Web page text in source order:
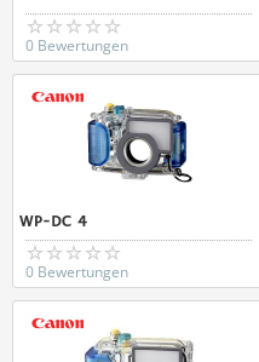
0 Bewertungen
WP-DC 4
0 Bewertungen